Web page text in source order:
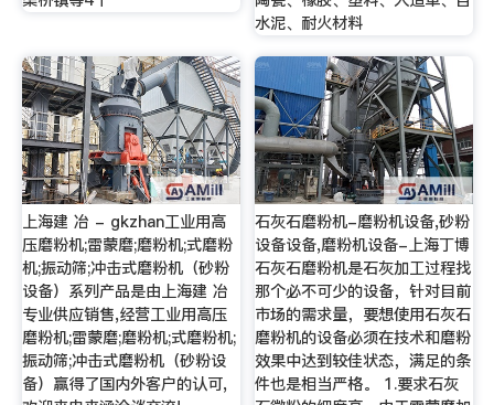
水泥、耐火材料
上海建 冶 - gkzhan工业用高
压磨粉机;雷蒙磨;磨粉机;式磨粉
机;振动筛;冲击式磨粉机（砂粉
设备）系列产品是由上海建 冶
专业供应销售,经营工业用高压
磨粉机;雷蒙磨;磨粉机;式磨粉机;
振动筛;冲击式磨粉机（砂粉设
备）赢得了国内外客户的认可,
石灰石磨粉机-磨粉机设备,砂粉
设备设备,磨粉机设备-上海丁博
石灰石磨粉机是石灰加工过程找
那个必不可少的设备，针对目前
市场的需求量，要想使用石灰石
磨粉机的设备必须在技术和磨粉
效果中达到较佳状态，满足的条
件也是相当严格。 1.要求石灰